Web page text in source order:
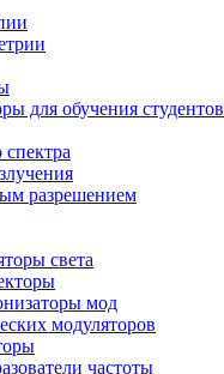
для обучения студентов
разрешением
света
мод
модуляторов
частоты